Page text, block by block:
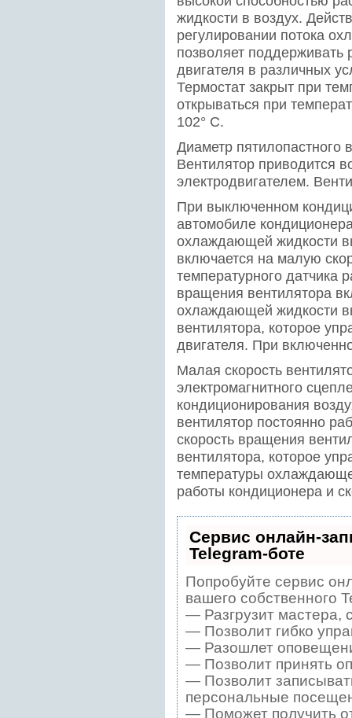
жидкости в воздух.
регулировании потока
позволяет поддерживать
двигателя в различных
Термостат закрыт при
открываться при
102° С.
Диаметр пятилопастного
Вентилятор приводится
электродвигателем.
При выключенном
автомобиле
охлаждающей жидкости
включается на малую
температурного датчика
вращения вентилятора
охлаждающей жидкости
вентилятора, которое
двигателя. При
Малая скорость
электромагнитного
кондиционирования
вентилятор постоянно
скорость вращения
вентилятора, которое
температуры
работы кондиционера и
Сервис онлайн-
Telegram-боте
Попробуйте сервис
вашего собственного
— Разгрузит мастера,
— Позволит гибко
— Разошлет
— Позволит принять
— Позволит
персональные
— Поможет получить